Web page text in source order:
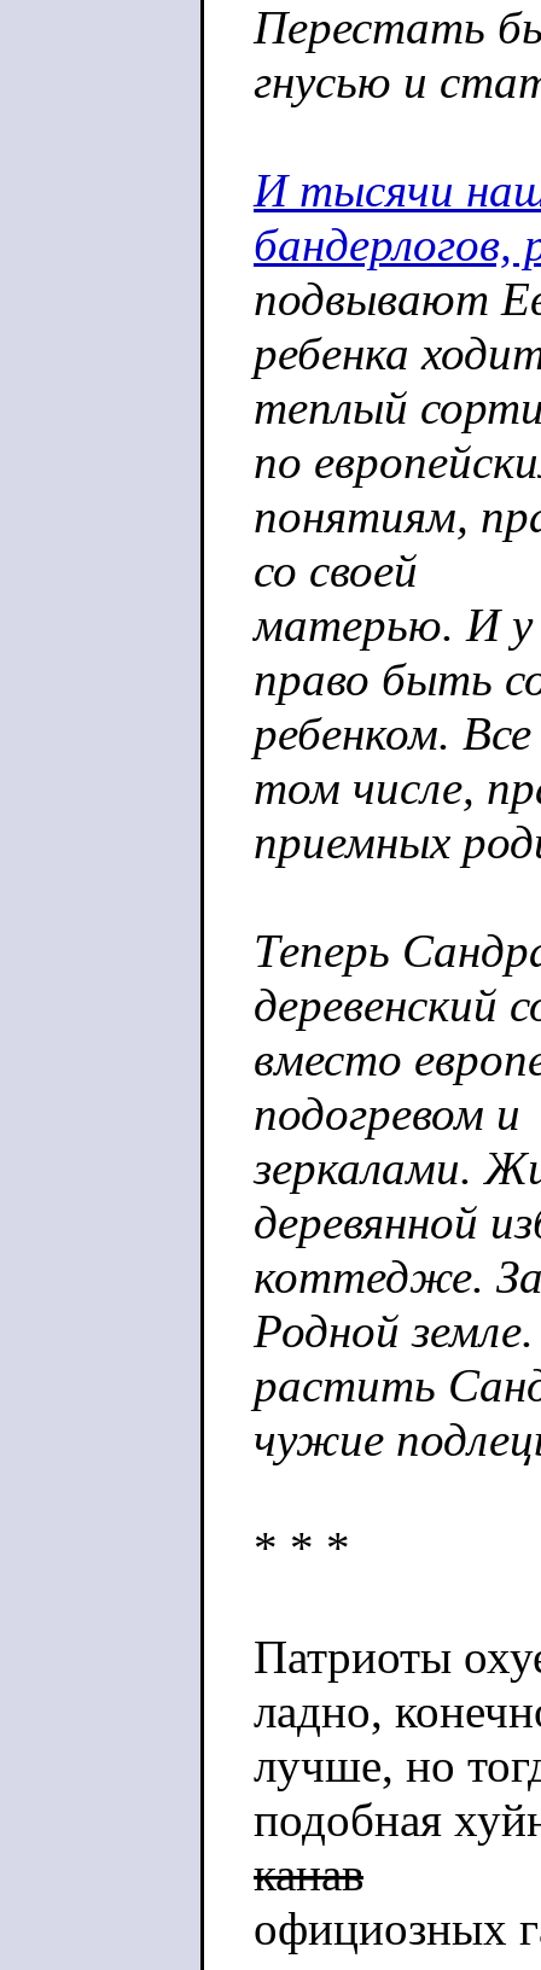
Перестать
гнусью и
И тысячи
бандерлогов,
подвывают
ребенка
теплый
по
понятиям,
со своей
матерью. И
право быть
ребенком.
том числе,
приемных
Теперь
деревенский
вместо
подогревом и
зеркалами.
деревянной
коттедже.
Родной
растить
чужие
* * *
Патриоты
ладно,
лучше, но
подобная
канав
официозных